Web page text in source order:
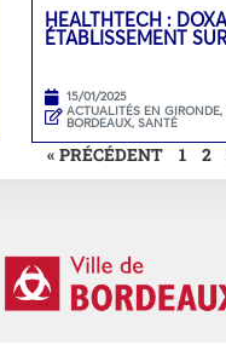
HEALTHTECH :
ÉTABLISSEMENT
15/01/2025
ACTUALITÉS EN GIRONDE,
BORDEAUX,SANTÉ
« PRÉCÉDENT 1 2